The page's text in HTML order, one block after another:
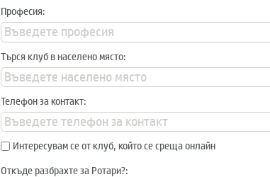
Професия:
Търся клуб в населено място:
Телефон за контакт:
Интересувам се от клуб, който се среща онлайн
Откъде разбрахте за Ротари?: